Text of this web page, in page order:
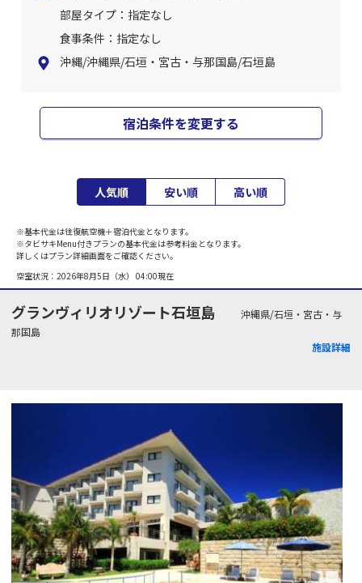
部屋タイプ：指定なし
食事条件：指定なし
沖縄/沖縄県/石垣・宮古・与那国島/石垣島
宿泊条件を変更する
人気順 安い順 高い順
※基本代金は往復航空機＋宿泊代金となります。
※タビサキMenu付きプランの基本代金は参考料金となります。
詳しくはプラン詳細画面をご確認ください。
空室状況： 2026年8月5日（水） 04:00現在
グランヴィリオリゾート石垣島
沖縄県/石垣・宮古・与
那国島
施設詳細